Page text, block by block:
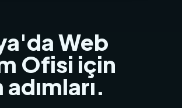
Web
Ofisi için